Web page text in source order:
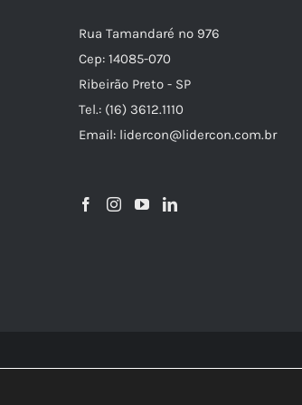
Rua Tamandaré nº 976
Cep: 14085-070
Ribeirão Preto - SP
Tel.: (16) 3612.1110
Email: lidercon@lidercon.com.br